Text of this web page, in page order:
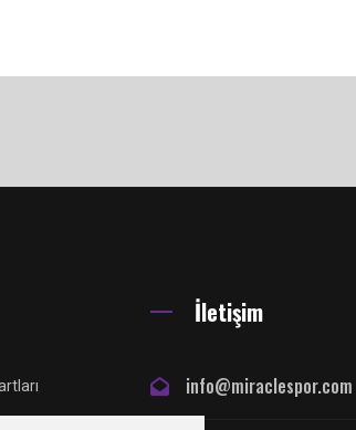
İletişim
info@miraclespor.com